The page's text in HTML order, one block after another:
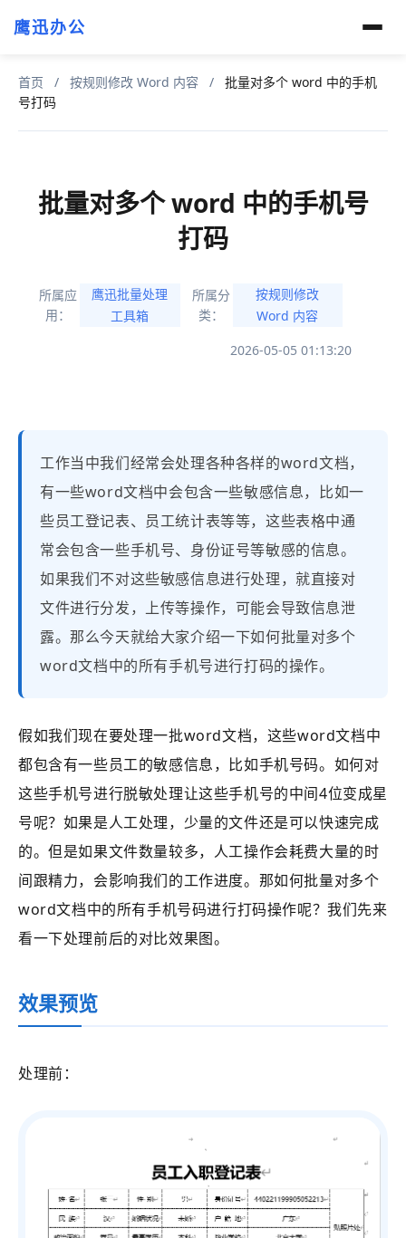
鹰迅办公
首页 / 按规则修改 Word 内容 /
批量对多个 word 中的手机
号打码
批量对多个 word 中的手机号
打码
所属应
用：
鹰迅批量处理
工具箱
所属分
类：
按规则修改
Word 内容
2026-05-05 01:13:20
工作当中我们经常会处理各种各样的word文档，
有一些word文档中会包含一些敏感信息，比如一
些员工登记表、员工统计表等等，这些表格中通
常会包含一些手机号、身份证号等敏感的信息。
如果我们不对这些敏感信息进行处理，就直接对
文件进行分发，上传等操作，可能会导致信息泄
露。那么今天就给大家介绍一下如何批量对多个
word文档中的所有手机号进行打码的操作。
假如我们现在要处理一批word文档，这些word文档中
都包含有一些员工的敏感信息，比如手机号码。如何对
这些手机号进行脱敏处理让这些手机号的中间4位变成星
号呢？如果是人工处理，少量的文件还是可以快速完成
的。但是如果文件数量较多，人工操作会耗费大量的时
间跟精力，会影响我们的工作进度。那如何批量对多个
word文档中的所有手机号码进行打码操作呢？我们先来
看一下处理前后的对比效果图。
效果预览
处理前：